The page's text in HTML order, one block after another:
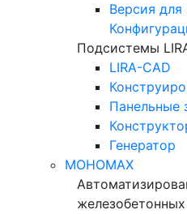
Версия для
Подсистемы
LIRA-CAD
Панельные
Генератор
МОНОМАХ